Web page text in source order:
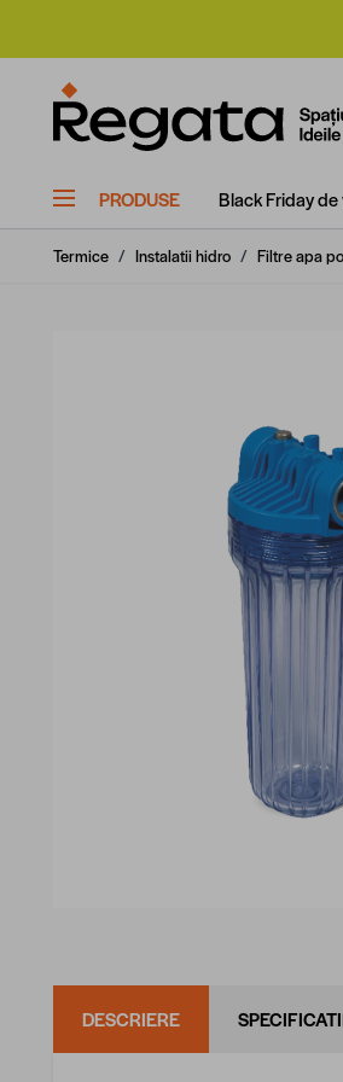
PRODUSE Black Friday de
Termice / Instalatii hidro / Filtre apa
DESCRIERE